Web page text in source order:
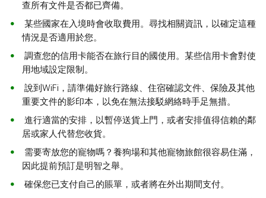
查所有文件是否都已齊備。
某些國家在入境時會收取費用。尋找相關資訊，以確定這種
情況是否適用於您。
調查您的信用卡能否在旅行目的國使用。某些信用卡會對使
用地域設定限制。
說到WiFi，請準備好旅行路線、住宿確認文件、保險及其他
重要文件的影印本，以免在無法接駁網絡時手足無措。
進行適當的安排，以暫停送貨上門，或者安排值得信賴的鄰
居或家人代替您收貨。
需要寄放您的寵物嗎？養狗場和其他寵物旅館很容易住滿，
因此提前預訂是明智之舉。
確保您已支付自己的賬單，或者將在外出期間支付。